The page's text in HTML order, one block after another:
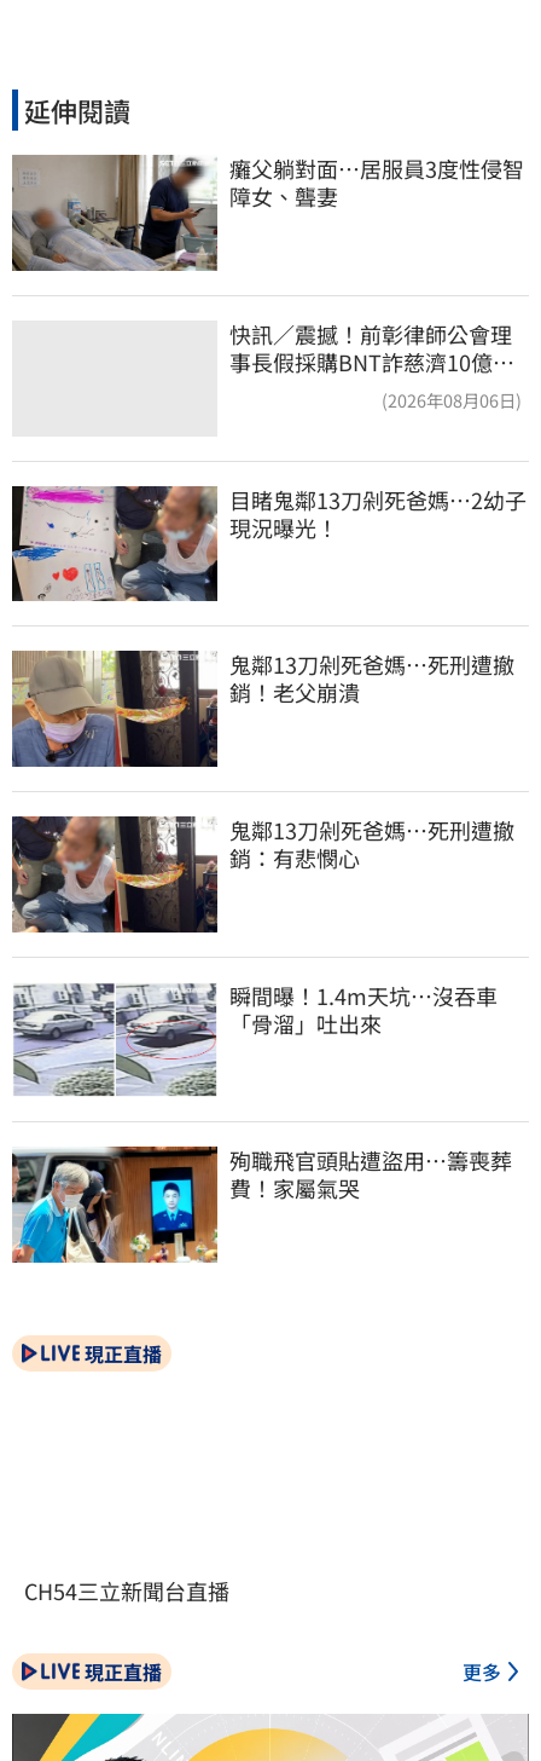
延伸閱讀
癱父躺對面…居服員3度性侵智
障女、聾妻
快訊／震撼！前彰律師公會理
事長假採購BNT詐慈濟10億、
洗錢囤232kg黃金(2026年08月06日)
目睹鬼鄰13刀剁死爸媽…2幼子
現況曝光！
鬼鄰13刀剁死爸媽…死刑遭撤
銷！老父崩潰
鬼鄰13刀剁死爸媽…死刑遭撤
銷：有悲憫心
瞬間曝！1.4m天坑…沒吞車
「骨溜」吐出來
殉職飛官頭貼遭盜用…籌喪葬
費！家屬氣哭
現正直播
CH54三立新聞台直播
現正直播 更多